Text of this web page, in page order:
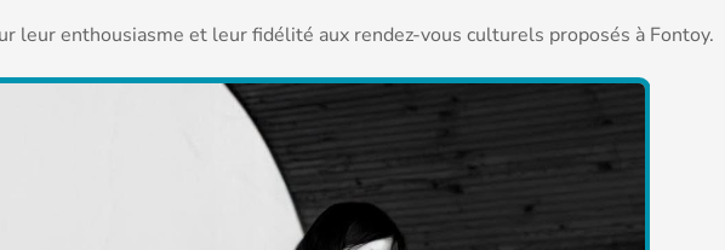
leur enthousiasme et leur fidélité aux rendez-vous culturels proposés à Fontoy.